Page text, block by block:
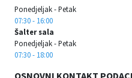
Ponedjeljak - Petak
07:30 - 16:00
Šalter sala
Ponedjeljak - Petak
07:30 - 18:00